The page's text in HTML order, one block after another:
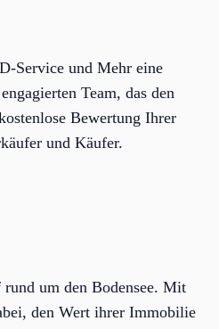
Service und Mehr eine
Team, das den
Bewertung Ihrer
und Käufer.
um den Bodensee. Mit
den Wert ihrer Immobilie